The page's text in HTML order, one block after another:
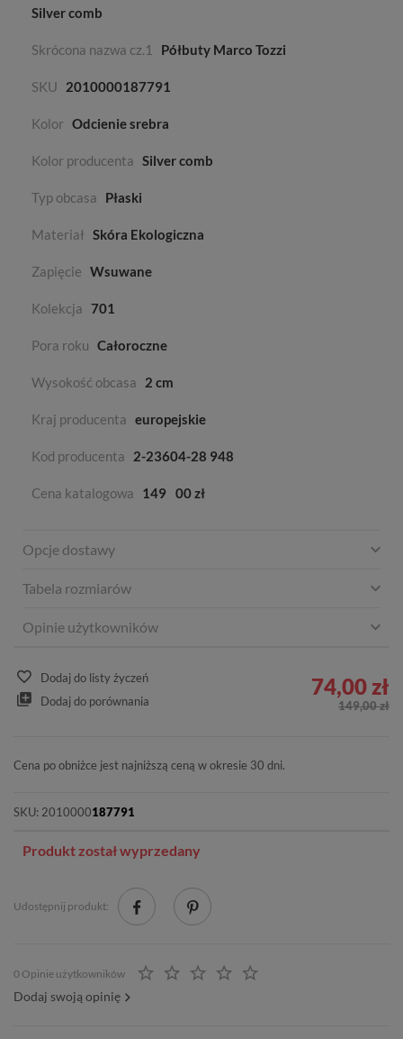
Silver comb
Skrócona nazwa cz.1 Półbuty Marco Tozzi
SKU 2010000187791
Kolor Odcienie srebra
Kolor producenta Silver comb
Typ obcasa Płaski
Materiał Skóra Ekologiczna
Zapięcie Wsuwane
Kolekcja 701
Pora roku Całoroczne
Wysokość obcasa 2 cm
Kraj producenta europejskie
Kod producenta 2-23604-28 948
Cena katalogowa 149 00 zł
Opcje dostawy
Tabela rozmiarów
Opinie użytkowników
Dodaj do listy życzeń
Dodaj do porównania
74,00 zł
149,00 zł
Cena po obniżce jest najniższą ceną w okresie 30 dni.
SKU: 2010000187791
Produkt został wyprzedany
Udostępnij produkt:
0 Opinie użytkowników
Dodaj swoją opinię